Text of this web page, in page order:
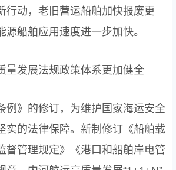
行动，老旧营运船舶加快报废更
源船舶应用速度进一步加快。
发展法规政策体系更加健全
》的修订，为维护国家海运安全
实的法律保障。新制修订《船舶载
督管理规定》《港口和船舶岸电管